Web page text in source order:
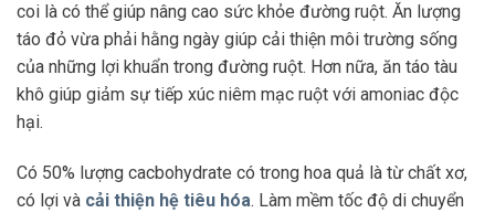
coi là có thể giúp nâng cao sức khỏe đường ruột. Ăn lượng
táo đỏ vừa phải hằng ngày giúp cải thiện môi trường sống
của những lợi khuẩn trong đường ruột. Hơn nữa, ăn táo tàu
khô giúp giảm sự tiếp xúc niêm mạc ruột với amoniac độc
hại.
Có 50% lượng cacbohydrate có trong hoa quả là từ chất xơ,
có lợi và cải thiện hệ tiêu hóa. Làm mềm tốc độ di chuyển